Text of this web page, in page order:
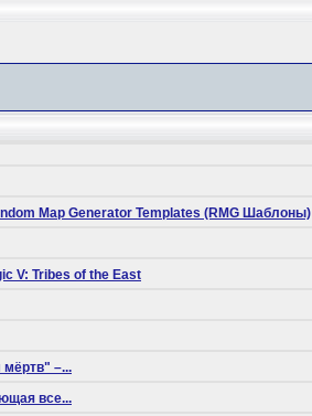
Map Generator Templates (RMG Шаблоны)
V: Tribes of the East
мёртв" –...
все...